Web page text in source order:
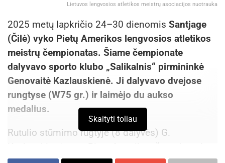
Lietuvos lengvosios atletikos meistrų asociacijos nuotrauka
2025 metų lapkričio 24–30 dienomis Santjage
(Čilė) vyko Pietų Amerikos lengvosios atletikos
meistrų čempionatas. Šiame čempionate
dalyvavo sporto klubo „Salikalnis“ pirmininkė
Genovaitė Kazlauskienė. Ji dalyvavo dvejose
rungtyse (W75 gr.) ir laimėjo du aukso
medalius.
Rutulio stūmimo rugtyje (8 dalyvės) G.
Kazlauskienė tapo Pietų Amerikos čempione ir
rekordininke, pasiektas rezultatas 9,82 m. Antrą
Skaityti toliau